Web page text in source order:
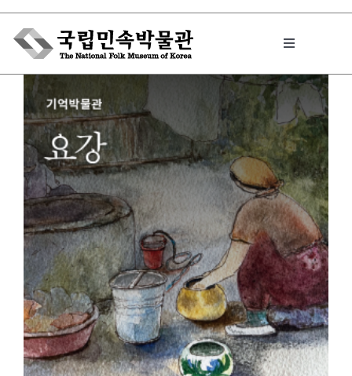
Skip
content
Toggle
박물관에서는
민속이야기
민속 인사이드
원문보기 PDF
박물관 홈페이지